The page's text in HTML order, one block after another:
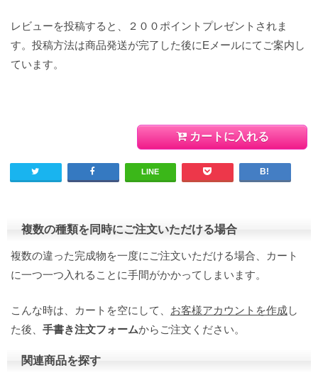
レビューを投稿すると、２００ポイントプレゼントされま
す。投稿方法は商品発送が完了した後にEメールにてご案内し
ています。
カートに入れる
LINE
複数の種類を同時にご注文いただける場合
複数の違った完成物を一度にご注文いただける場合、カート
に一つ一つ入れることに手間がかかってしまいます。
こんな時は、カートを空にして、 お客様アカウントを作成し
た後、 手書き注文フォームからご注文ください。
関連商品を探す